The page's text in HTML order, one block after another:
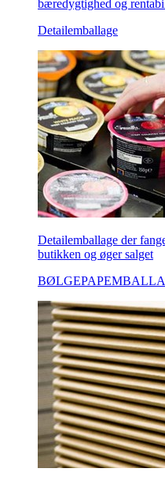
bæredygtighed og
Detailemballage
Detailemballage der
butikken og øger salget